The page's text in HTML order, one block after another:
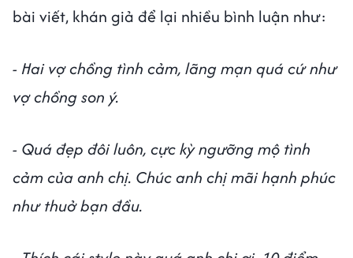
bài viết, khán giả để lại nhiều bình luận như:
- Hai vợ chồng tình cảm, lãng mạn quá cứ như
vợ chồng son ý.
- Quá đẹp đôi luôn, cực kỳ ngưỡng mộ tình
cảm của anh chị. Chúc anh chị mãi hạnh phúc
như thuở bạn đầu.